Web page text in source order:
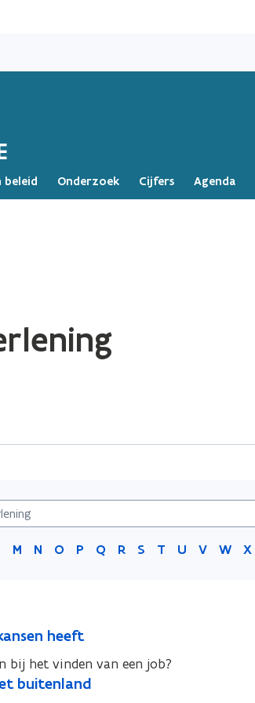
naar
beleid Onderzoek Cijfers Agenda
M N O P Q R S T U V W X
heeft
bij het vinden van een job?
buitenland